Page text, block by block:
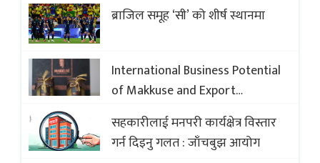
ब्राजिल समूह ‘सी’ को शीर्ष स्थानमा
International Business Potential
of Makkuse and Export
Opportunities of Nepali Sweets
with Global Comparison to
Baklava
सहकारीलाई मनपरी कार्यक्षेत्र विस्तार
गर्न दिइनु गलत : जाँचबुझ आयोग